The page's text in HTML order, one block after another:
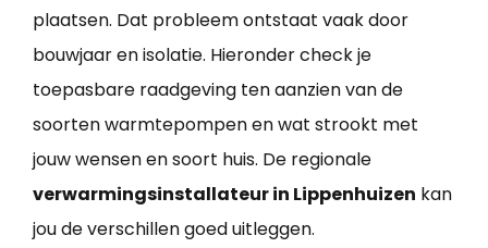
plaatsen. Dat probleem ontstaat vaak door
bouwjaar en isolatie. Hieronder check je
toepasbare raadgeving ten aanzien van de
soorten warmtepompen en wat strookt met
jouw wensen en soort huis. De regionale
verwarmingsinstallateur in Lippenhuizen kan
jou de verschillen goed uitleggen.